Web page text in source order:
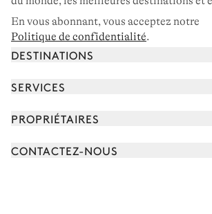
En vous abonnant, vous acceptez notre
Politique de confidentialité.
DESTINATIONS
Corse
Cap Ferret
SERVICES
Réserver vos vacances
Rencontrer votre concierge
PROPRIÉTAIRES
CONTACTEZ-NOUS